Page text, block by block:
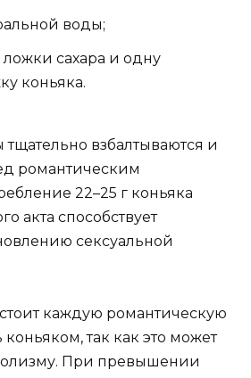
воды;
сахара и одну
коньяка.
взбалтываются и
романтическим
22–25 г коньяка
акта способствует
сексуальной
каждую романтическую
коньяком, так как это может
При превышении